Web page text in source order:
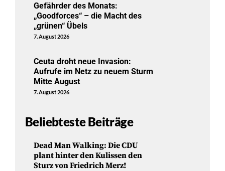
Gefährder des Monats:
„Goodforces“ – die Macht des
„grünen“ Übels
7. August 2026
Ceuta droht neue Invasion:
Aufrufe im Netz zu neuem Sturm
Mitte August
7. August 2026
Beliebteste Beiträge
Dead Man Walking: Die CDU
plant hinter den Kulissen den
Sturz von Friedrich Merz!